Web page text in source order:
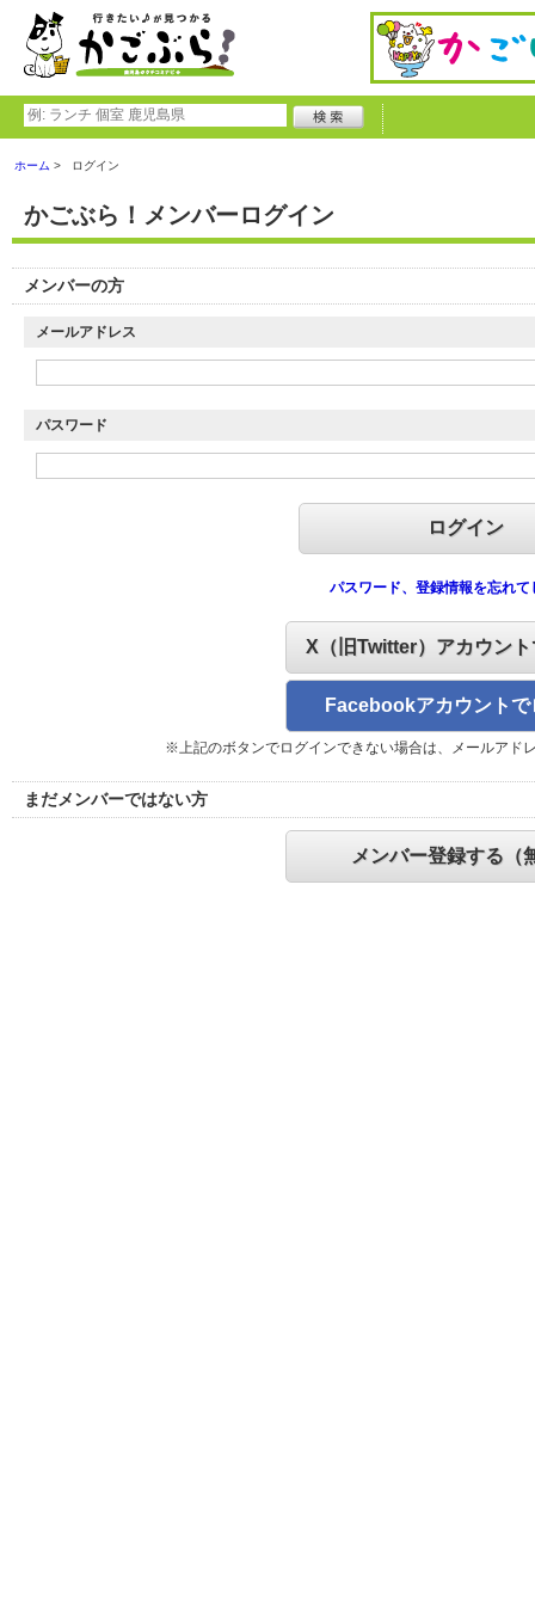
ホーム ログイン
かごぶら！メンバーログイン
メンバーの方
メールアドレス
パスワード
パスワード、登録情報を忘れて
X（旧Twitter）アカウン
Facebookアカウントで
※上記のボタンでログインできない場合は、メールアド
まだメンバーではない方
メンバー登録する（